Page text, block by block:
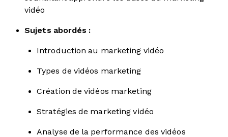
vidéo
Sujets abordés :
Introduction au marketing vidéo
Types de vidéos marketing
Création de vidéos marketing
Stratégies de marketing vidéo
Analyse de la performance des vidéos